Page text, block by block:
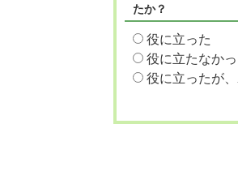
たか？
役に立った
役に立たなか
役に立ったが